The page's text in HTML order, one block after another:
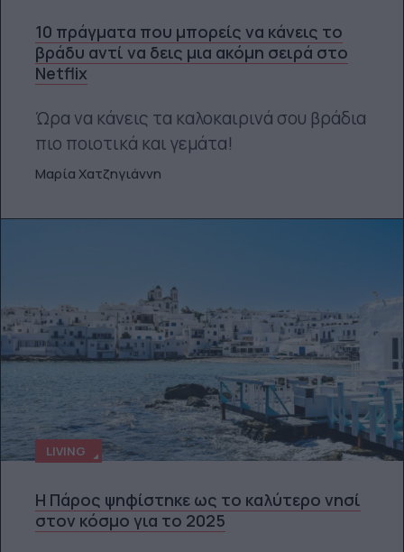
10 πράγματα που μπορείς να κάνεις το
βράδυ αντί να δεις μια ακόμη σειρά στο
Netflix
Ώρα να κάνεις τα καλοκαιρινά σου βράδια
πιο ποιοτικά και γεμάτα!
Μαρία Χατζηγιάννη
LIVING
Η Πάρος ψηφίστηκε ως το καλύτερο νησί
στον κόσμο για το 2025